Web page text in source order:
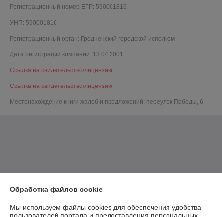
Регистрационный номер ЕГР: 590001816
УНП: 590001816
Регистрационный орган: Гродненский городской исполком
Дата регистрации компании: 13.04.2001
Ссылка на свидетельство/лицензию
Ссылка на свидетельство/лицензию
Местонахождение книги жалоб и предложений: переулок Победы, 6
Обработка файлов cookie
Мы используем файлы cookies для обеспечения удобства
пользователей портала и предоставления персональных